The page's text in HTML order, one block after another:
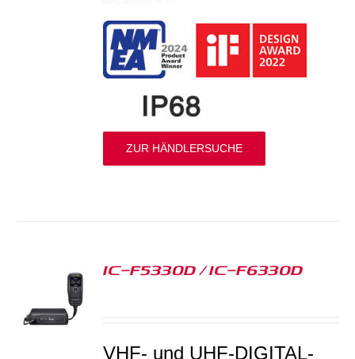
ZUR HÄNDLERSUCHE
IC-F5330D / IC-F6330D
VHF- und UHF-DIGITAL-